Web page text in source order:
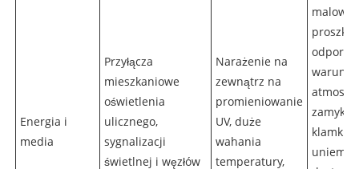
Energia i
media
Przyłącza
mieszkaniowe
oświetlenia
ulicznego,
sygnalizacji
świetlnej i węzłów
Narażenie na
zewnątrz na
promieniowanie
UV, duże
wahania
temperatury,
warunki
klamki